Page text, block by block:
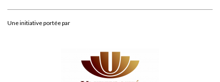
Une initiative portée par